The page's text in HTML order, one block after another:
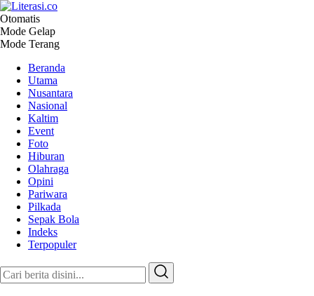
Literasi.co
Pilar Informasi
Otomatis
Mode Gelap
Mode Terang
Beranda
Utama
Nusantara
Nasional
Kaltim
Event
Foto
Hiburan
Olahraga
Opini
Pariwara
Pilkada
Sepak Bola
Indeks
Terpopuler